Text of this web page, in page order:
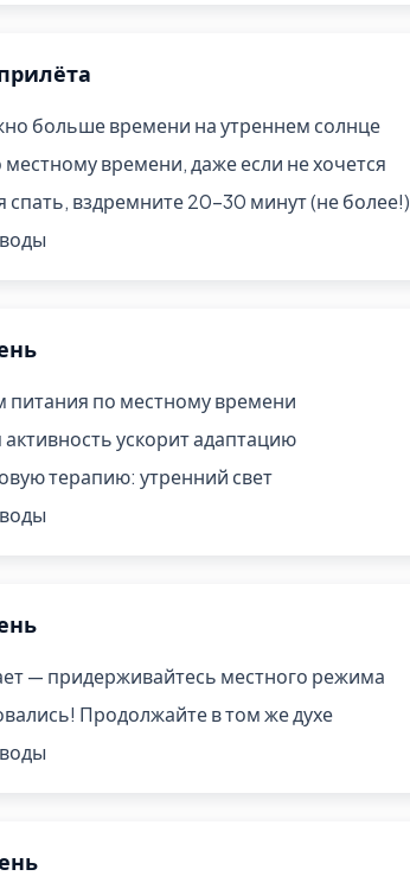
больше времени на утреннем солнце
времени, даже если не хочется
спать, вздремните 20-30 минут (не более!)
по местному времени
ускорит адаптацию
терапию: утренний свет
— придерживайтесь местного режима
Продолжайте в том же духе